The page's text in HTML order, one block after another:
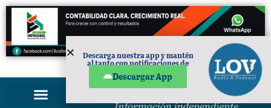
PUBLICIDAD
Descarga nuestra app y mantén
al tanto con notificaciones de
Descargar App